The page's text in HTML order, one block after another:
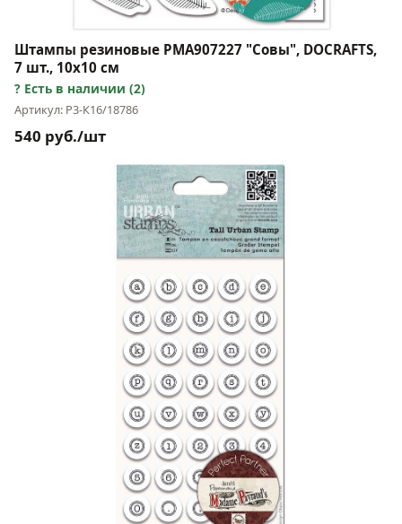
Штампы резиновые PMA907227 "Совы", DOCRAFTS,
7 шт., 10х10 см
Есть в наличии (2)
Артикул: Р3-К16/18786
540 руб./шт